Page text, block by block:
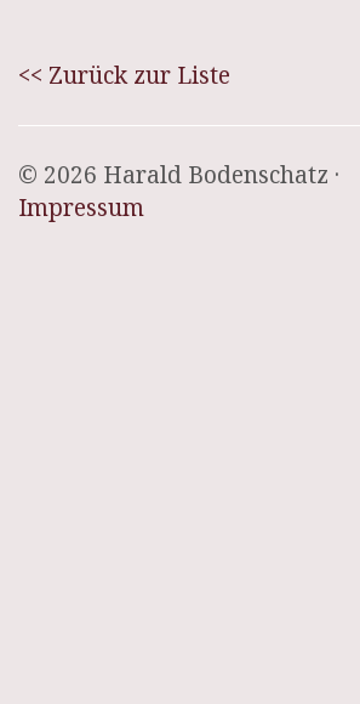
<< Zurück zur Liste
© 2026 Harald Bodenschatz ·
Impressum